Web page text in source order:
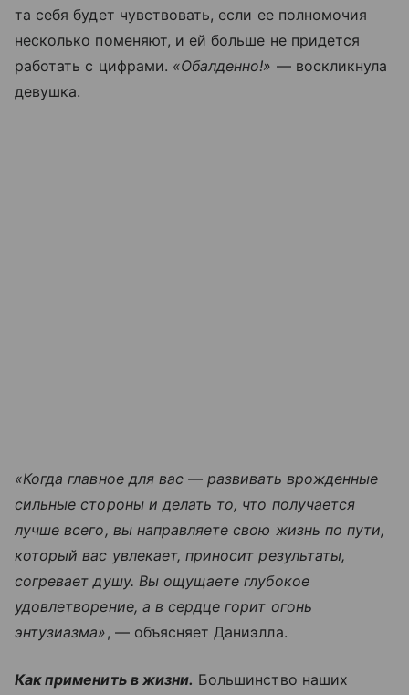
та себя будет чувствовать, если ее полномочия
несколько поменяют, и ей больше не придется
работать с цифрами. «Обалденно!» — воскликнула
девушка.
«Когда главное для вас — развивать врожденные
сильные стороны и делать то, что получается
лучше всего, вы направляете свою жизнь по пути,
который вас увлекает, приносит результаты,
согревает душу. Вы ощущаете глубокое
удовлетворение, а в сердце горит огонь
энтузиазма», — объясняет Даниэлла.
Как применить в жизни. Большинство наших